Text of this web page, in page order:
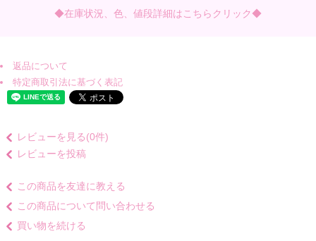
◆在庫状況、色、値段詳細はこちらクリック◆
返品について
特定商取引法に基づく表記
レビューを見る(0件)
レビューを投稿
この商品を友達に教える
この商品について問い合わせる
買い物を続ける